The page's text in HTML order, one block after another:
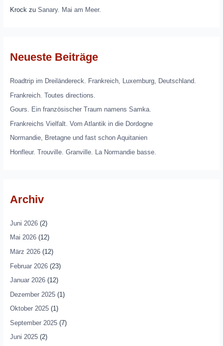
Krockzu Sanary. Mai am Meer.
Neueste Beiträge
Roadtrip im Dreiländereck. Frankreich, Luxemburg, Deutschland.
Frankreich. Toutes directions.
Gours. Ein französischer Traum namens Samka.
Frankreichs Vielfalt. Vom Atlantik in die Dordogne
Normandie, Bretagne und fast schon Aquitanien
Honfleur. Trouville. Granville. La Normandie basse.
Archiv
Juni 2026(2)
Mai 2026(12)
März 2026(12)
Februar 2026(23)
Januar 2026(12)
Dezember 2025(1)
Oktober 2025(1)
September 2025(7)
Juni 2025(2)